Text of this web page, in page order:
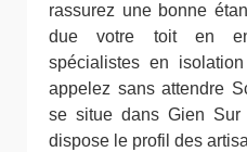
rassurez une bonne
due votre toit en
spécialistes en
appelez sans attendre
se situe dans Gien Sur
dispose le profil des